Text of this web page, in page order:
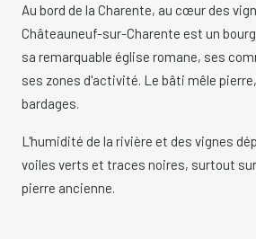
Au bord de la Charente, au cœur des
Châteauneuf-sur-Charente est un
sa remarquable église romane, ses
ses zones d'activité. Le bâti mêle
bardages.
L'humidité de la rivière et des vignes
voiles verts et traces noires, surtout
pierre ancienne.